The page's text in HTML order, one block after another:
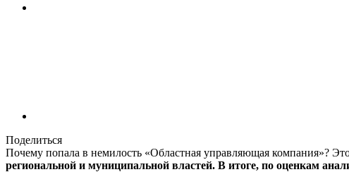
Поделиться
Почему попала в немилость «Областная управляющая компания»?
региональной и муниципальной властей. В итоге, по оценкам